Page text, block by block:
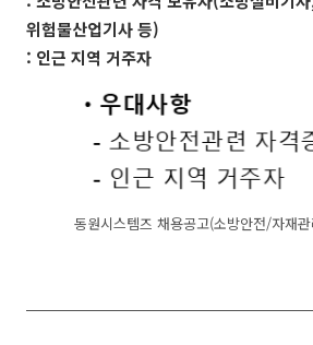
위험물산업기사 등)
: 인근 지역 거주자
동원시스템즈 채용공고(소방안전/자재